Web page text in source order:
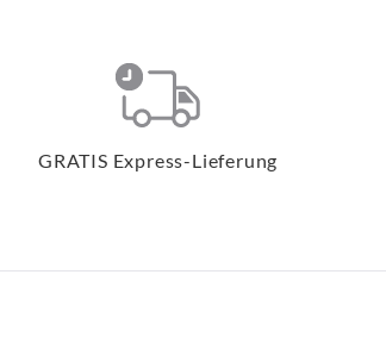
GRATIS Express-Lieferung